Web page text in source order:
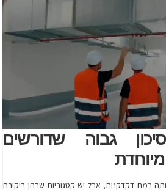
גבוה שדורשים
רמת דקדקנות, אבל יש קטגוריות שבהן ביקורת